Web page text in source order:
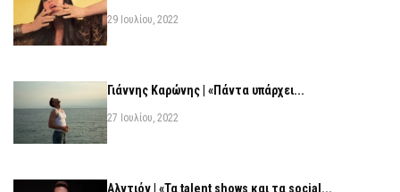
29 Ιουλίου, 2022
Γιάννης Καρώνης | «Πάντα υπάρχει...
27 Ιουλίου, 2022
Αλντιόν | «Τα talent shows και τα social...